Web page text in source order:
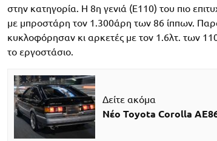
στην κατηγορία. Η 8η γενιά (E110) του πιο
με μπροστάρη τον 1.300άρη των 86 ίππων.
κυκλοφόρησαν κι αρκετές με τον 1.6λτ. των
το εργοστάσιο.
Δείτε ακόμα
Νέο Toyota Corolla